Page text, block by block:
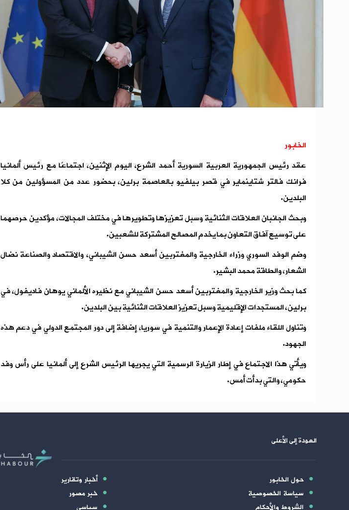
الخابور
عقد رئيس الجمهورية العربية السورية أحمد الشرع، اليوم الإثنين، اجتماعًا مع رئيس ألمانيا
فرانك فالتر شتاينماير في قصر بيلفيو بالعاصمة برلين، بحضور عدد من المسؤولين من كلا
البلدين.
وبحث الجانبان العلاقات الثنائية وسبل تعزيزها وتطويرها في مختلف المجالات، مؤكدين حرصهما
على توسيع آفاق التعاون بما يخدم المصالح المشتركة للشعبين.
وضم الوفد السوري وزراء الخارجية والمغتربين أسعد حسن الشيباني، والاقتصاد والصناعة نضال
الشعار، والطاقة محمد البشير.
كما بحث وزير الخارجية والمغتربين أسعد حسن الشيباني مع نظيره الألماني يوهان فاديفول، في
برلين، المستجدات الإقليمية وسبل تعزيز العلاقات الثنائية بين البلدين.
وتناول اللقاء ملفات إعادة الإعمار والتنمية في سوريا، إضافة إلى دور المجتمع الدولي في دعم هذه
الجهود.
ويأتي هذا الاجتماع في إطار الزيارة الرسمية التي يجريها الرئيس الشرع إلى ألمانيا على رأس وفد
حكومي، والتي بدأت أمس.
العودة إلى الأعلى
حول الخابور
سياسة الخصوصية
أخبار وتقارير
خبر مصور